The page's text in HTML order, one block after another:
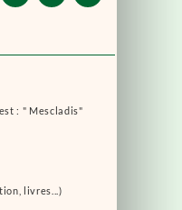
: " Mescladis"
livres...)